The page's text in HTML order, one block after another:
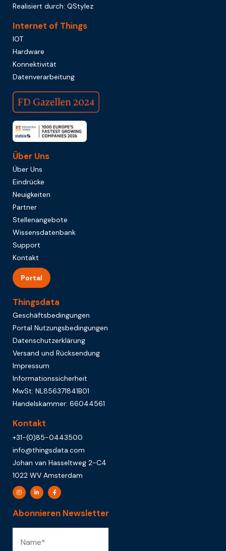
Realisiert durch: QStylez
Internet of Things
IOT
Hardware
Konnektivität
Datenverarbeitung
Über Uns
Über Uns
Eindrücke
Neuigkeiten
Partner
Stellenangebote
Wissensdatenbank
Support
Kontakt
Portal
Thingsdata
Geschäftsbedingungen
Portal Nutzungsbedingungen
Datenschutzerklärung
Versand und Rücksendung
Impressum
Informationssicherheit
MwSt: NL856371841B01
Handelskammer: 66044561
Kontakt
+31-(0)85-0443500
info@thingsdata.com
Johan van Hasseltweg 2-C4
1022 WV Amsterdam
Abonnieren Newsletter